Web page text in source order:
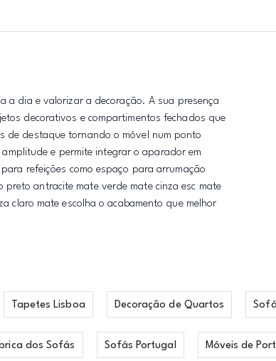
a dia e valorizar a decoração. A sua presença
decorativos e compartimentos fechados que
de destaque tornando o móvel num ponto
e permite integrar o aparador em
refeições como espaço para arrumação
antracite mate verde mate cinza esc mate
claro mate escolha o acabamento que melhor
Tapetes Lisboa Decoração de Quartos
dos Sofás Sofás Portugal Móveis de